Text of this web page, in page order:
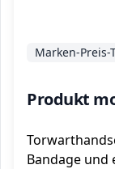
Produkt
Marken-Preis-
Bandage und